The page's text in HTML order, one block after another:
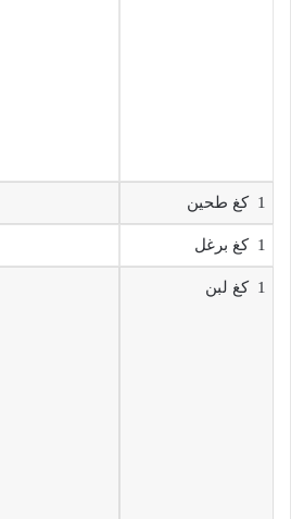
1 كغ طحين
1 كغ برغل
1 كغ لبن